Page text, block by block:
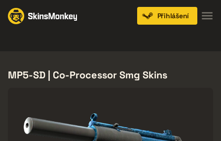
Přihlášení
MP5-SD | Co-Processor Smg Skins